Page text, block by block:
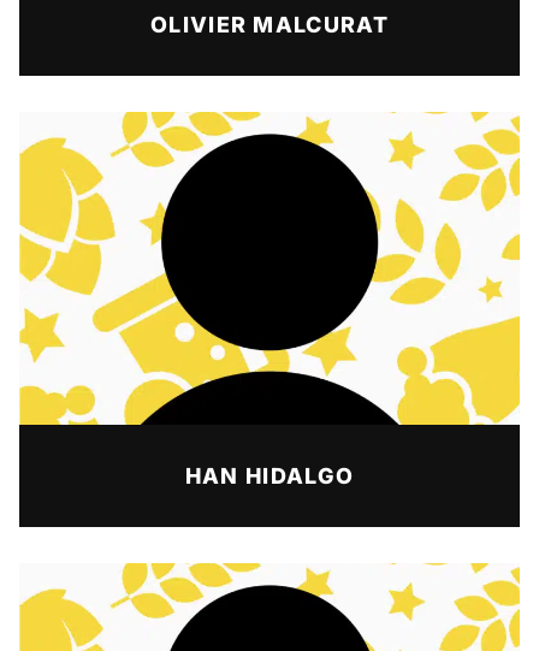
OLIVIER MALCURAT
HAN HIDALGO